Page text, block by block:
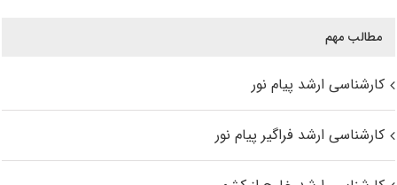
مطالب مهم
کارشناسی ارشد پیام نور
کارشناسی ارشد فراگیر پیام نور